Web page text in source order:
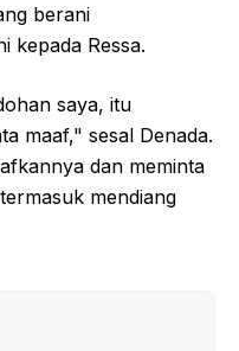
berani
kepada Ressa.
saya, itu
maaf," sesal Denada.
dan meminta
mendiang